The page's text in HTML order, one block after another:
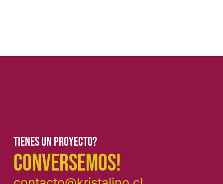
Tienes un proyecto?
CONVERSEMOS!